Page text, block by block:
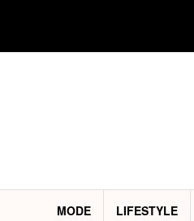
MODE LIFESTYLE